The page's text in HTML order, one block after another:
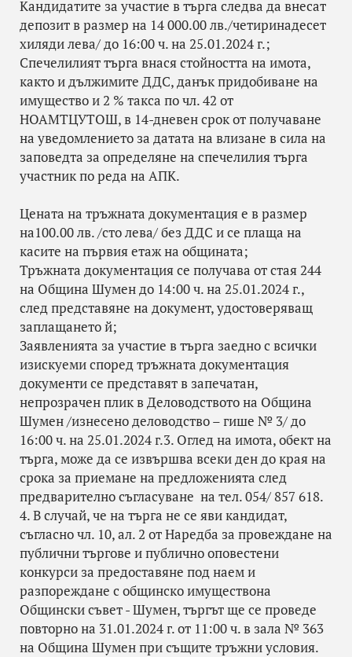
Кандидатите за участие в търга следва да внесат
депозит в размер на 14 000.00 лв./четиринадесет
хиляди лева/ до 16:00 ч. на 25.01.2024 г.;
Спечелилият търга внася стойността на имота,
както и дължимите ДДС, данък придобиване на
имущество и 2 % такса по чл. 42 от
НОАМТЦУТОШ, в 14-дневен срок от получаване
на уведомлението за датата на влизане в сила на
заповедта за определяне на спечелилия търга
участник по реда на АПК.
Цената на тръжната документация е в размер
на100.00 лв. /сто лева/ без ДДС и се плаща на
касите на първия етаж на общината;
Тръжната документация се получава от стая 244
на Община Шумен до 14:00 ч. на 25.01.2024 г.,
след представяне на документ, удостоверяващ
заплащането й;
Заявленията за участие в търга заедно с всички
изискуеми според тръжната документация
документи се представят в запечатан,
непрозрачен плик в Деловодството на Община
Шумен /изнесено деловодство – гише № 3/ до
16:00 ч. на 25.01.2024 г.3. Оглед на имота, обект на
търга, може да се извършва всеки ден до края на
срока за приемане на предложенията след
предварително съгласуване на тел. 054/ 857 618.
4. В случай, че на търга не се яви кандидат,
съгласно чл. 10, ал. 2 от Наредба за провеждане на
публични търгове и публично оповестени
конкурси за предоставяне под наем и
разпореждане с общинско имуществона
Общински съвет - Шумен, търгът ще се проведе
повторно на 31.01.2024 г. от 11:00 ч. в зала № 363
на Община Шумен при същите тръжни условия.